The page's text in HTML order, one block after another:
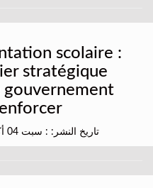
scolaire :
stratégique
gouvernement
تاريخ النشر: : سبت 04 أكتوبر 2025